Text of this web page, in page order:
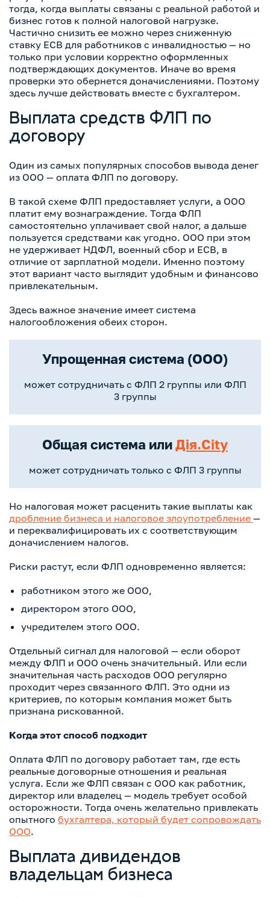
тогда, когда выплаты связаны с реальной работой и
бизнес готов к полной налоговой нагрузке.
Частично снизить ее можно через сниженную
ставку ЕСВ для работников с инвалидностью — но
только при условии корректно оформленных
подтверждающих документов. Иначе во время
проверки это обернется доначислениями. Поэтому
здесь лучше действовать вместе с бухгалтером.
Выплата средств ФЛП по
договору
Один из самых популярных способов вывода денег
из ООО — оплата ФЛП по договору.
В такой схеме ФЛП предоставляет услуги, а ООО
платит ему вознаграждение. Тогда ФЛП
самостоятельно уплачивает свой налог, а дальше
пользуется средствами как угодно. ООО при этом
не удерживает НДФЛ, военный сбор и ЕСВ, в
отличие от зарплатной модели. Именно поэтому
этот вариант часто выглядит удобным и финансово
привлекательным.
Здесь важное значение имеет система
налогообложения обеих сторон.
Упрощенная система (ООО)
может сотрудничать с ФЛП 2 группы или ФЛП
3 группы
Общая система илиДія.City
может сотрудничать только с ФЛП 3 группы
Но налоговая может расценить такие выплаты как
дробление бизнеса и налоговое злоупотребление —
и переквалифицировать их с соответствующим
доначислением налогов.
Риски растут, если ФЛП одновременно является:
работником этого же ООО,
директором этого ООО,
учредителем этого ООО.
Отдельный сигнал для налоговой — если оборот
между ФЛП и ООО очень значительный. Или если
значительная часть расходов ООО регулярно
проходит через связанного ФЛП. Это одни из
критериев, по которым компания может быть
признана рискованной.
Когда этот способ подходит
Оплата ФЛП по договору работает там, где есть
реальные договорные отношения и реальная
услуга. Если же ФЛП связан с ООО как работник,
директор или владелец — модель требует особой
осторожности. Тогда очень желательно привлекать
опытного бухгалтера, который будет сопровождать
ООО.
Выплата дивидендов
владельцам бизнеса